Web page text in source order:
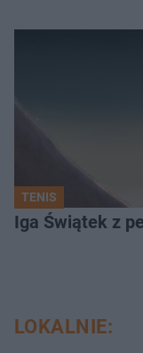
TENIS
Iga Świątek z
LOKALNIE: